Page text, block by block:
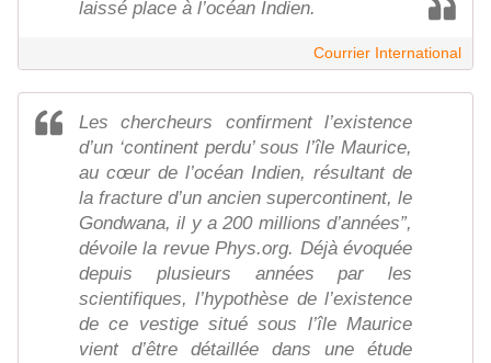
laissé place à l’océan Indien.
Courrier International
Les chercheurs confirment l’existence
d’un ‘continent perdu’ sous l’île Maurice,
au cœur de l’océan Indien, résultant de
la fracture d’un ancien supercontinent, le
Gondwana, il y a 200 millions d’années”,
dévoile la revue Phys.org. Déjà évoquée
depuis plusieurs années par les
scientifiques, l’hypothèse de l’existence
de ce vestige situé sous l’île Maurice
vient d’être détaillée dans une étude